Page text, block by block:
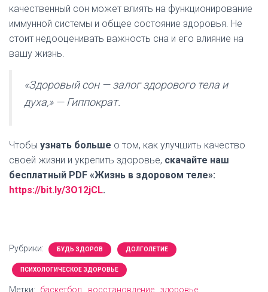
качественный сон может влиять на функционирование
иммунной системы и общее состояние здоровья. Не
стоит недооценивать важность сна и его влияние на
вашу жизнь.
«Здоровый сон — залог здорового тела и
духа,» — Гиппократ.
Чтобы узнать больше о том, как улучшить качество
своей жизни и укрепить здоровье, скачайте наш
бесплатный PDF «Жизнь в здоровом теле»:
https://bit.ly/3O12jCL.
Рубрики: БУДЬ ЗДОРОВ ДОЛГОЛЕТИЕ
ПСИХОЛОГИЧЕСКОЕ ЗДОРОВЬЕ
Метки: баскетбол восстановление здоровье